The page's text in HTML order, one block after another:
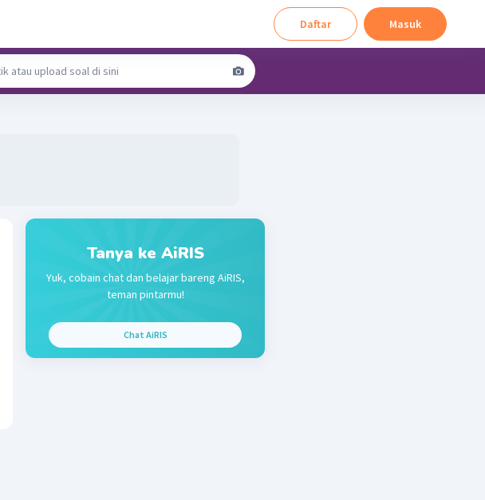
Daftar Masuk
Tanya ke AiRIS
Yuk, cobain chat dan belajar bareng AiRIS,
teman pintarmu!
Chat AiRIS